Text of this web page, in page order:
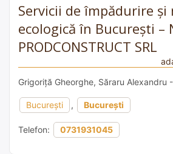
Servicii de împădurire
ecologică în București –
PRODCONSTRUCT SRL
Grigoriță Gheorghe, Săraru Alexandru
București , București
Telefon: 0731931045